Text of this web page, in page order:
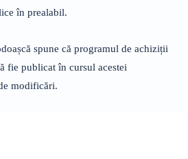
în prealabil.
spune că programul de achiziții
fie publicat în cursul acestei
modificări.